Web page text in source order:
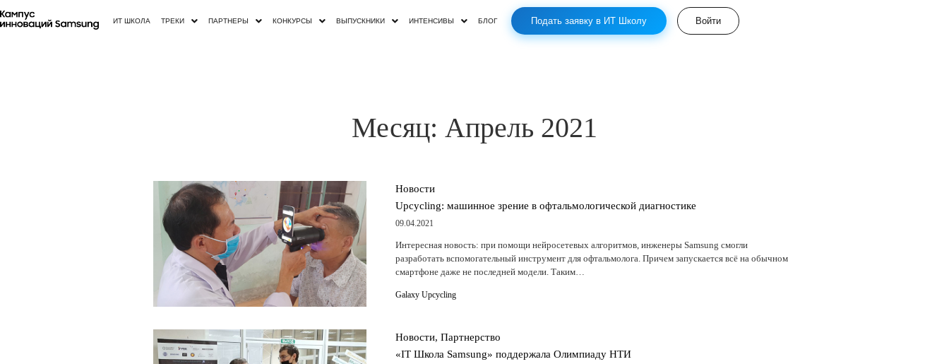
ИТ ШКОЛА ТРЕКИ ПАРТНЕРЫ КОНКУРСЫ ВЫПУСКНИКИ ИНТЕНСИВЫ БЛОГ Подать заявку в ИТ Школу Войти
Месяц: Апрель 2021
Новости
Upcycling: машинное зрение в офтальмологической диагностике
09.04.2021
Интересная новость: при помощи нейросетевых алгоритмов, инженеры Samsung смогли
разработать вспомогательный инструмент для офтальмолога. Причем запускается всё на обычном
смартфоне даже не последней модели. Таким…
Galaxy Upcycling
Новости, Партнерство
«IT Школа Samsung» поддержала Олимпиаду НТИ